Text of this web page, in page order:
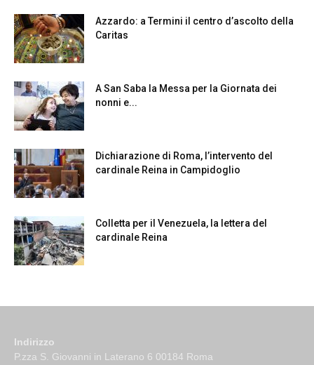
Azzardo: a Termini il centro d’ascolto della
Caritas
A San Saba la Messa per la Giornata dei
nonni e...
Dichiarazione di Roma, l’intervento del
cardinale Reina in Campidoglio
Colletta per il Venezuela, la lettera del
cardinale Reina
Indirizzo
P.zza S. Giovanni in Laterano 6 00184 Roma